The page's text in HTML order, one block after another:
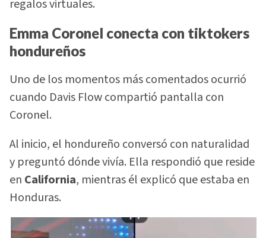
regalos virtuales.
Emma Coronel conecta con tiktokers
hondureños
Uno de los momentos más comentados ocurrió
cuando Davis Flow compartió pantalla con
Coronel.
Al inicio, el hondureño conversó con naturalidad
y preguntó dónde vivía. Ella respondió que reside
en California, mientras él explicó que estaba en
Honduras.